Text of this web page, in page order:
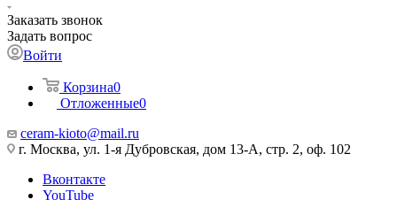
Заказать звонок
Задать вопрос
Войти
Корзина0
Отложенные0
ceram-kioto@mail.ru
г. Москва, ул. 1-я Дубровская, дом 13-А, стр. 2, оф. 102
Вконтакте
YouTube